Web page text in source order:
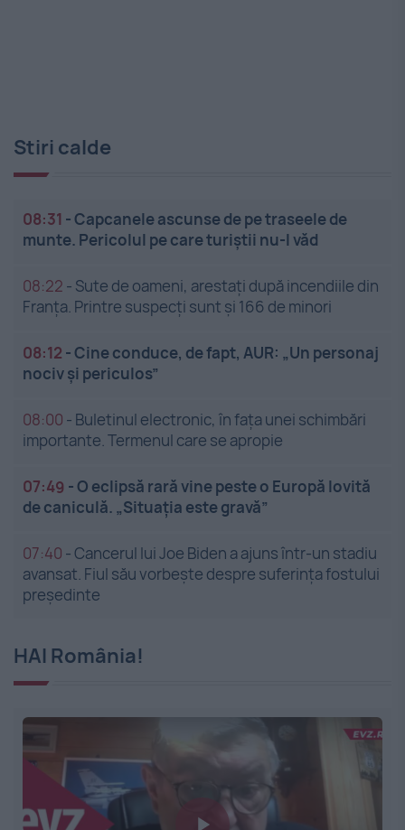
Stiri calde
08:31 -Capcanele ascunse de pe traseele de
munte. Pericolul pe care turiștii nu-l văd
08:22 - Sute de oameni, arestați după incendiile din
Franța. Printre suspecți sunt și 166 de minori
08:12 -Cine conduce, de fapt, AUR: „Un personaj
nociv și periculos”
08:00 - Buletinul electronic, în fața unei schimbări
importante. Termenul care se apropie
07:49 -O eclipsă rară vine peste o Europă lovită
de caniculă. „Situația este gravă”
07:40 -Cancerul lui Joe Biden a ajuns într-un stadiu
avansat. Fiul său vorbește despre suferința fostului
președinte
HAI România!